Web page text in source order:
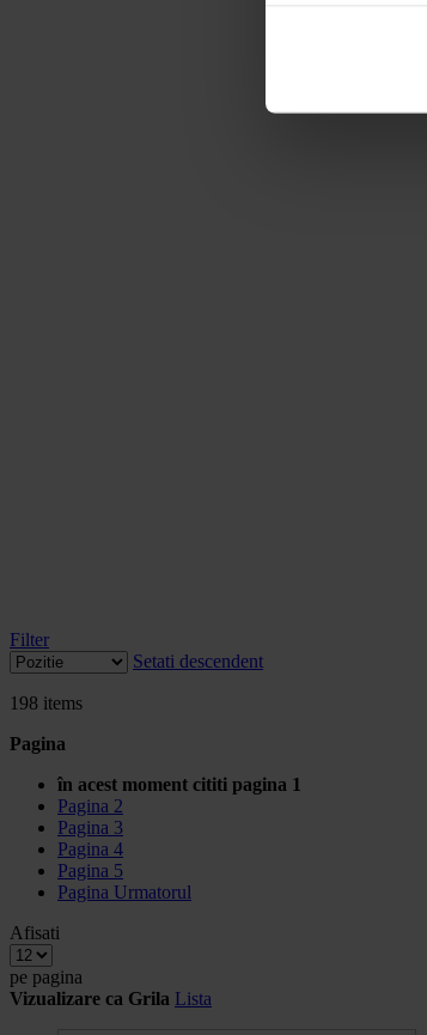
Filter
Setati descendent
198 items
Pagina
în acest moment cititi pagina 1
Pagina 2
Pagina 3
Pagina 4
Pagina 5
Pagina Urmatorul
Afisati
pe pagina
Vizualizare ca Grila Lista